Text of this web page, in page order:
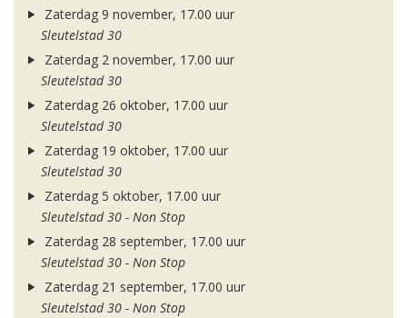
Zaterdag 9 november, 17.00 uur
Sleutelstad 30
Zaterdag 2 november, 17.00 uur
Sleutelstad 30
Zaterdag 26 oktober, 17.00 uur
Sleutelstad 30
Zaterdag 19 oktober, 17.00 uur
Sleutelstad 30
Zaterdag 5 oktober, 17.00 uur
Sleutelstad 30 - Non Stop
Zaterdag 28 september, 17.00 uur
Sleutelstad 30 - Non Stop
Zaterdag 21 september, 17.00 uur
Sleutelstad 30 - Non Stop